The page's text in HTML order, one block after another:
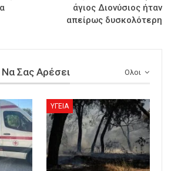
άγιος Διονύσιος ήταν
απείρως δυσκολότερη
Ολοι
Σας Αρέσει
ΥΓΕΙΑ